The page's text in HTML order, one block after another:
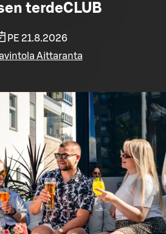
terdeCLUB
PE 21.8.2026
Aittaranta